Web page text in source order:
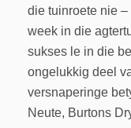
die tuinroete nie
week in die
sukses le in die
ongelukkig deel
versnaperinge
Neute, Burtons